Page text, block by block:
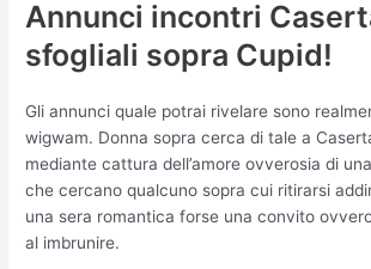
Annunci incontri
sfogliali sopra Cupid!
Gli annunci quale potrai rivelare sono
wigwam. Donna sopra cerca di tale a
mediante cattura dell’amore ovverosia di
che cercano qualcuno sopra cui ritirarsi
una sera romantica forse una convito
al imbrunire.